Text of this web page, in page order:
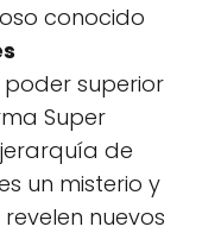
conocido
poder superior
Super
jerarquía de
un misterio y
nuevos